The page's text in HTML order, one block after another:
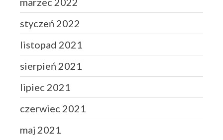
styczeń 2022
listopad 2021
sierpień 2021
lipiec 2021
czerwiec 2021
maj 2021